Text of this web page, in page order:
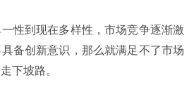
到现在多样性，市场竞争逐渐激
备创新意识，那么就满足不了市场
下坡路。